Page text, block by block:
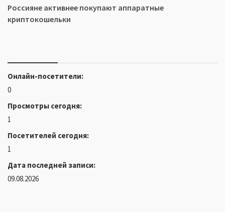
Россияне активнее покупают аппаратные
криптокошельки
Онлайн-посетители:
0
Просмотры сегодня:
1
Посетителей сегодня:
1
Дата последней записи:
09.08.2026